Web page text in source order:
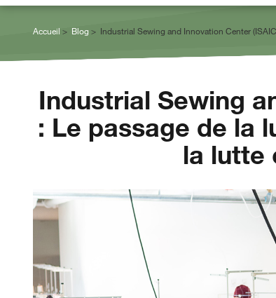
Accueil Blog Industrial Sewing and Innovation Center
Industrial Sewing
: Le passage de la
la lutte